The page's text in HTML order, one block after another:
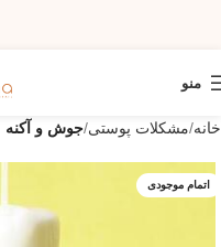
منو
خانه مشکلات پوستی جوش و آکنه
اتمام موجودی